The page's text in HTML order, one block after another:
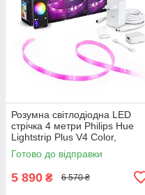
Розумна світлодіодна LED
стрічка 4 метри Philips Hue
Lightstrip Plus V4 Color,
Bluetooth, Apple HomeKit (2+2
метри)
Готово до відправки
5 890 ₴ 6 570 ₴